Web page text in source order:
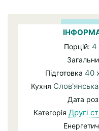
Порцій: 4
Підготовка 40
Кухня Слов'янська
Дата
Категорія Другі